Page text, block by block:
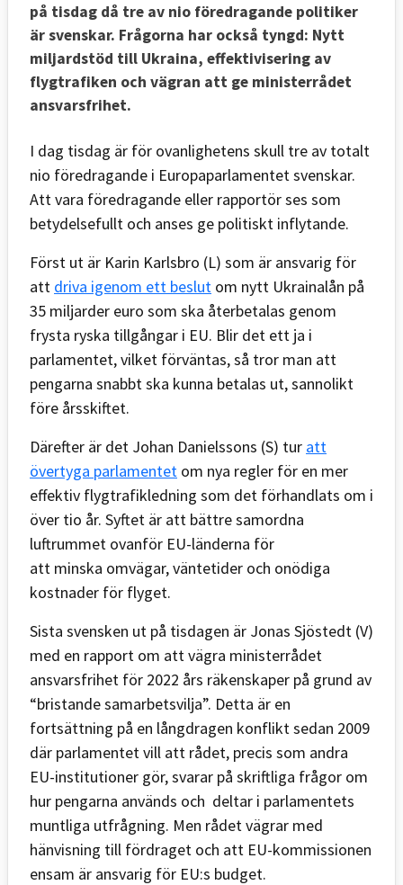
på tisdag då tre av nio föredragande politiker
är svenskar. Frågorna har också tyngd: Nytt
miljardstöd till Ukraina, effektivisering av
flygtrafiken och vägran att ge ministerrådet
ansvarsfrihet.
I dag tisdag är för ovanlighetens skull tre av totalt
nio föredragande i Europaparlamentet svenskar.
Att vara föredragande eller rapportör ses som
betydelsefullt och anses ge politiskt inflytande.
Först ut är Karin Karlsbro (L) som är ansvarig för
att driva igenom ett beslut om nytt Ukrainalån på
35 miljarder euro som ska återbetalas genom
frysta ryska tillgångar i EU. Blir det ett ja i
parlamentet, vilket förväntas, så tror man att
pengarna snabbt ska kunna betalas ut, sannolikt
före årsskiftet.
Därefter är det Johan Danielssons (S) tur att
övertyga parlamentet om nya regler för en mer
effektiv flygtrafikledning som det förhandlats om i
över tio år. Syftet är att bättre samordna
luftrummet ovanför EU-länderna för
att minska omvägar, väntetider och onödiga
kostnader för flyget.
Sista svensken ut på tisdagen är Jonas Sjöstedt (V)
med en rapport om att vägra ministerrådet
ansvarsfrihet för 2022 års räkenskaper på grund av
“bristande samarbetsvilja”. Detta är en
fortsättning på en långdragen konflikt sedan 2009
där parlamentet vill att rådet, precis som andra
EU-institutioner gör, svarar på skriftliga frågor om
hur pengarna används och deltar i parlamentets
muntliga utfrågning. Men rådet vägrar med
hänvisning till fördraget och att EU-kommissionen
ensam är ansvarig för EU:s budget.